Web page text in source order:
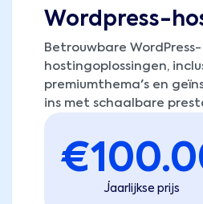
€
Jaarlijkse prijs
Wordpress-
Betrouwbare WordPress-
hostingoplossingen,
premiumthema's en
ins met schaalbare